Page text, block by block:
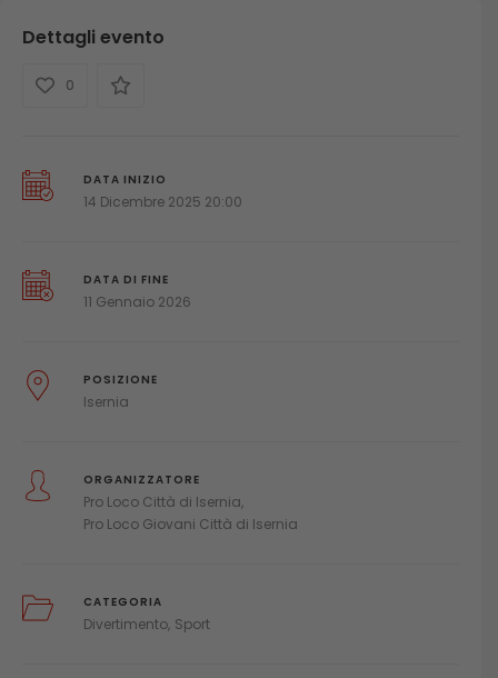
Dettagli evento
0
DATA INIZIO
14 Dicembre 2025 20:00
DATA DI FINE
11 Gennaio 2026
POSIZIONE
Isernia
ORGANIZZATORE
Pro Loco Città di Isernia
Pro Loco Giovani Città di Isernia
CATEGORIA
Divertimento Sport